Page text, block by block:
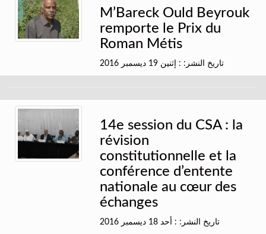
M’Bareck Ould Beyrouk
remporte le Prix du
Roman Métis
تاريخ النشر: : إثنين 19 ديسمبر 2016
14e session du CSA : la
révision
constitutionnelle et la
conférence d’entente
nationale au cœur des
échanges
تاريخ النشر: : أحد 18 ديسمبر 2016